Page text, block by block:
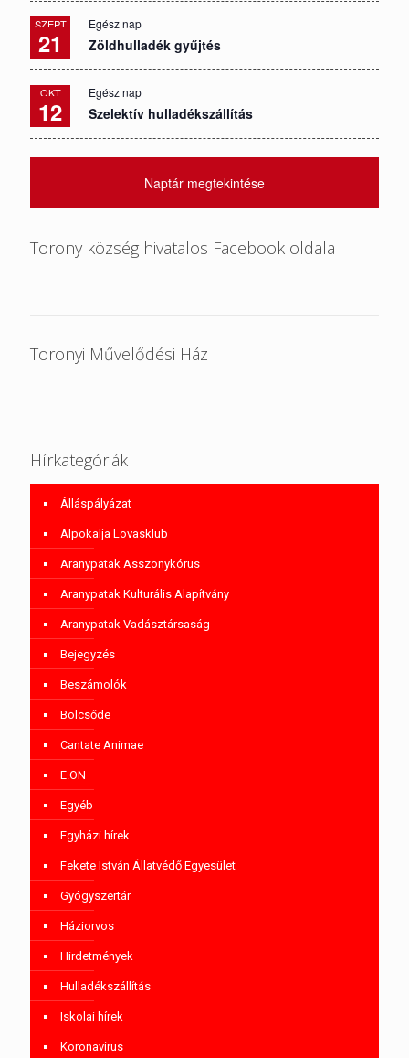
SZEPT
21
Egész nap
Zöldhulladék gyűjtés
OKT
12
Egész nap
Szelektív hulladékszállítás
Naptár megtekintése
Torony község hivatalos Facebook oldala
Toronyi Művelődési Ház
Hírkategóriák
Álláspályázat
Alpokalja Lovasklub
Aranypatak Asszonykórus
Aranypatak Kulturális Alapítvány
Aranypatak Vadásztársaság
Bejegyzés
Beszámolók
Bölcsőde
Cantate Animae
E.ON
Egyéb
Egyházi hírek
Fekete István Állatvédő Egyesület
Gyógyszertár
Háziorvos
Hirdetmények
Hulladékszállítás
Iskolai hírek
Koronavírus